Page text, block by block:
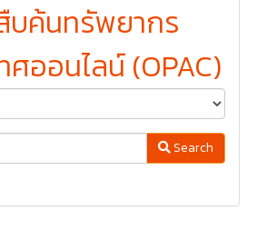
บค้นทรัพยากร
ศออนไลน์ (OPAC)
Search